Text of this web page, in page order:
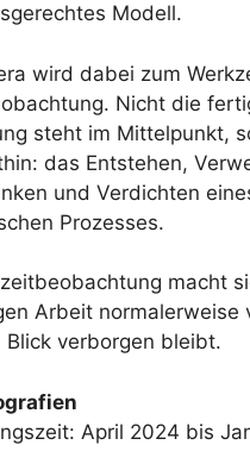
Modell.
wird dabei zum
Nicht die
steht im Mittelpunkt,
das Entstehen,
und Verdichten
Prozesses.
macht
Arbeit normalerweise
Blick verborgen bleibt.
April 2024 bis